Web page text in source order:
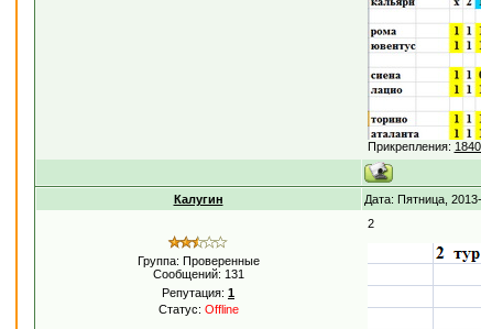
Прикрепления:
Калугин Дата: Пятница,
Группа: Проверенные
Сообщений: 131
Репутация: 1
Статус: Offline
2